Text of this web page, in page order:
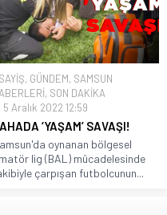
, GÜNDEM, SAMSUN
, SON DAKİKA
5 Aralık 2022 12:59
‘YAŞAM’ SAVAŞI!
oynanan bölgesel
lig (BAL) mücadelesinde
çarpışan futbolcunun...